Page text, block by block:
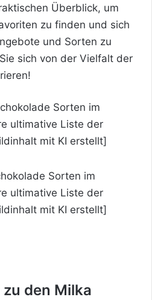
Überblick, um
zu finden und sich
und Sorten zu
sich von der Vielfalt der
Sorten im
ultimative Liste der
mit KI erstellt]
den Milka